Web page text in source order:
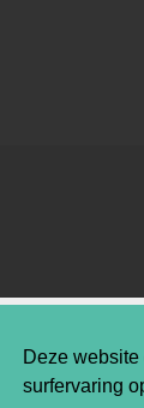
Deze
surfervaring